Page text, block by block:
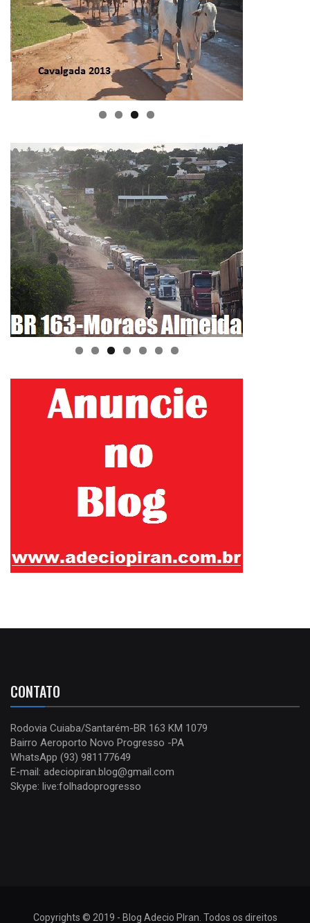
CONTATO
Rodovia Cuiaba/Santarém-BR 163 KM 1079
Bairro Aeroporto Novo Progresso -PA
WhatsApp (93) 981177649
E-mail: adeciopiran.blog@gmail.com
Skype: live:folhadoprogresso
Copyrights © 2019 - Blog Adecio PIran. Todos os direitos